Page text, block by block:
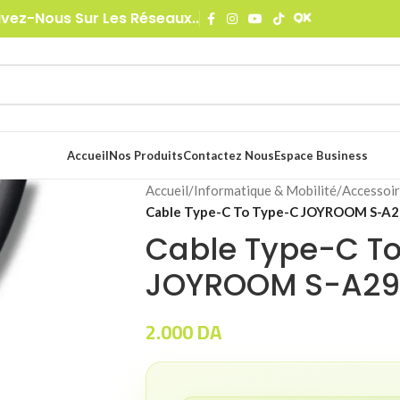
Nous Sur Les Réseaux..
AccueilNos ProduitsContactez NousEspace Business
Accueil/Informatique & Mobilité/
Cable Type-C To Type-C JOYROOM S-
Cable Type-C
JOYROOM S-
2.000DA